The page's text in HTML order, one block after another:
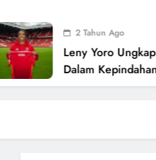
2 Tahun Ago
Leny Yoro Ungkap Peran
Dalam Kepindahannya Ke
Senilai £58 Juta